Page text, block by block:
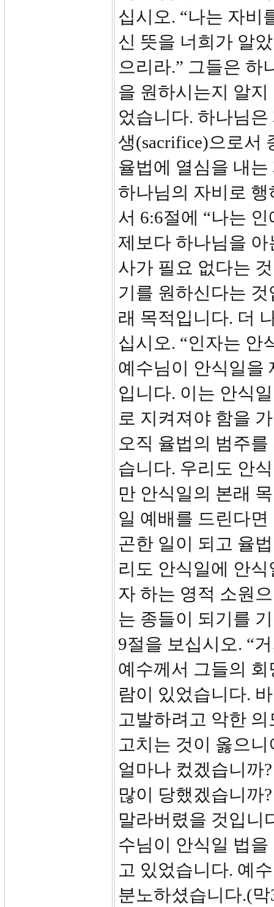
십시오. “나는 자비
신 뜻을 너희가 알
으리라.” 그들은 하
을 원하시는지 알
었습니다. 하나님
생(sacrifice)으로서
율법에 열심을 내
하나님의 자비로
서 6:6절에 “나는
제보다 하나님을
사가 필요 없다는
기를 원하신다는
래 목적입니다. 더
십시오. “인자는 안
예수님이 안식일을
입니다. 이는 안식
로 지켜져야 함을
오직 율법의 범주
습니다. 우리도 안
만 안식일의 본래
일 예배를 드린다
곤한 일이 되고 율
리도 안식일에 안
자 하는 영적 소원
는 종들이 되기를
9절을 보십시오. “
예수께서 그들의
람이 있었습니다.
고발하려고 악한
고치는 것이 옳으
얼마나 컸겠습니까
많이 당했겠습니까
말라버렸을 것입니
수님이 안식일 법
고 있었습니다. 예
분노하셨습니다.(막